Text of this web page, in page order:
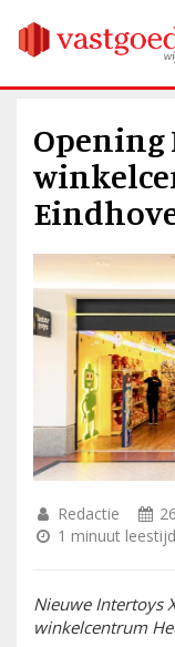
Redactie
1 minuut leestijd
Nieuwe Intertoys
winkelcentrum